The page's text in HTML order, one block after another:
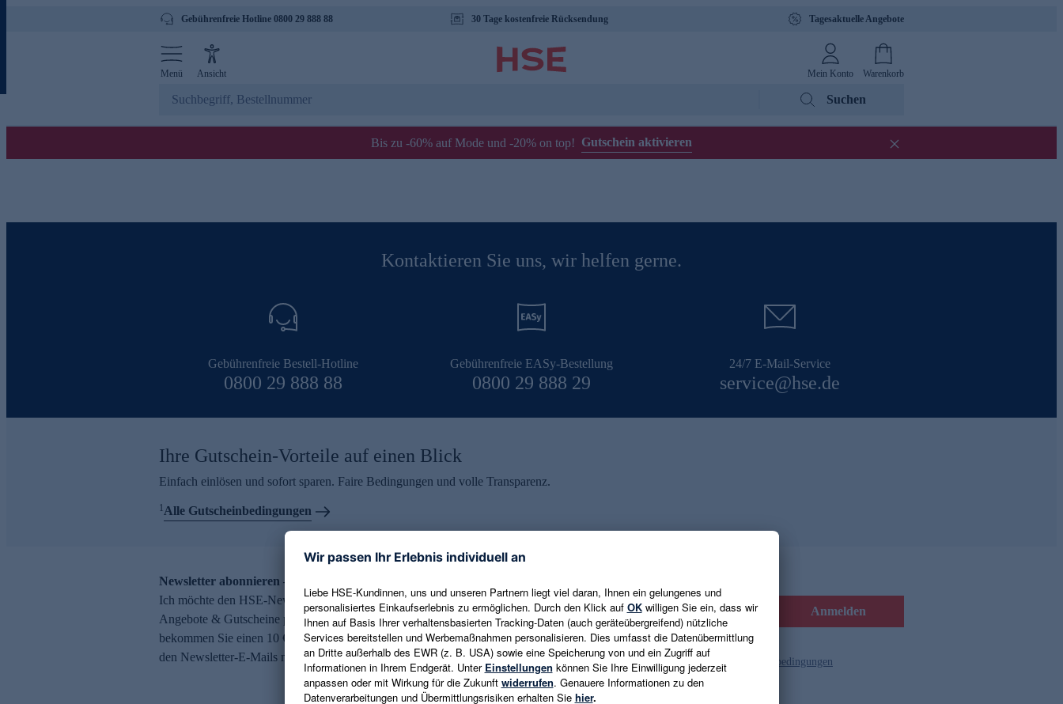
Gebührenfreie Hotline 0800 29 888 88 30 Tage kostenfreie Rücksendung Tagesaktuelle Angebote
Menü Ansicht Mein Konto Warenkorb
Suchen
Bis zu -60% auf Mode und -20% on top! Gutschein aktivieren
Kontaktieren Sie uns, wir helfen gerne.
Gebührenfreie Bestell-Hotline
0800 29 888 88
Gebührenfreie EASy-Bestellung
0800 29 888 29
24/7 E-Mail-Service
service@hse.de
Ihre Gutschein-Vorteile auf einen Blick
Einfach einlösen und sofort sparen. Faire Bedingungen und volle Transparenz.
1Alle Gutscheinbedingungen
Newsletter abonnieren – 10 € Gutschein erhalten
Ich möchte den HSE-Newsletter abonnieren und aktuelle Trends,
Angebote & Gutscheine per E-Mail erhalten. Als Dankeschön
bekommen Sie einen 10 € Gutschein. Eine Abmeldung ist jederzeit in
den Newsletter-E-Mails möglich.
E-Mail-Adresse eingeben Anmelden
Es gelten die Datenschutzrichtlinien und die Gutscheinbedingungen